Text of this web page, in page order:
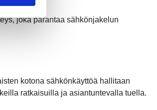
joka parantaa sähkönjakelun
kotona sähkönkäyttöä hallitaan
ratkaisuilla ja asiantuntevalla tuella.